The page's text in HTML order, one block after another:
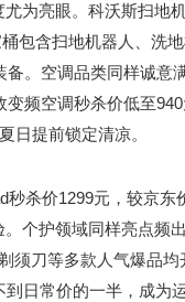
为亮眼。科沃斯扫地
包含扫地机器人、洗
。空调品类同样诚意
频空调秒杀价低至
日提前锁定清凉。
杀价1299元，较京
个护领域同样亮点频
须刀等多款人气爆品
日常价的一半，成为